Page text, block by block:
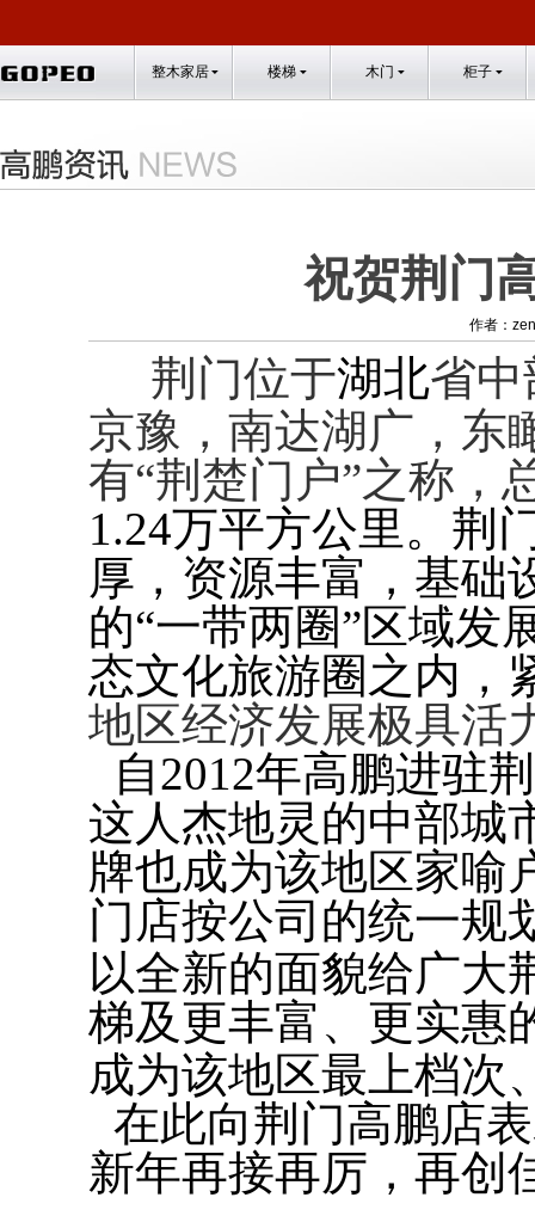
整木家居 楼梯 木门 柜子
祝贺荆门
作者：
荆门位于湖北省中
京豫，南达湖广，东
有“荆楚门户”之称，
1.24万平方公里。荆
厚，资源丰富，基础
的“一带两圈”区域发
态文化旅游圈之内，
地区经济发展极具活
自2012年高鹏进驻
这人杰地灵的中部城
牌也成为该地区家喻
门店按公司的统一规
以全新的面貌给广大
梯及更丰富、更实惠
成为该地区最上档次
在此向荆门高鹏店
新年再接再厉，再创